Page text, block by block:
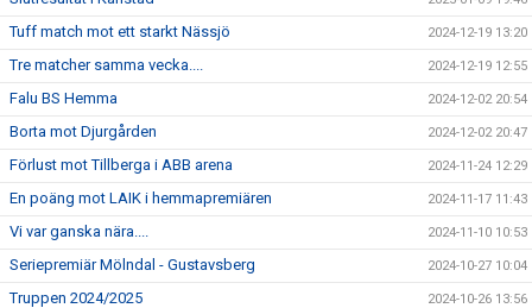
Tuff match mot ett starkt Nässjö 2024-12-19 13:20
Tre matcher samma vecka.... 2024-12-19 12:55
Falu BS Hemma 2024-12-02 20:54
Borta mot Djurgården 2024-12-02 20:47
Förlust mot Tillberga i ABB arena 2024-11-24 12:29
En poäng mot LAIK i hemmapremiären 2024-11-17 11:43
Vi var ganska nära.... 2024-11-10 10:53
Seriepremiär Mölndal - Gustavsberg 2024-10-27 10:04
Truppen 2024/2025 2024-10-26 13:56